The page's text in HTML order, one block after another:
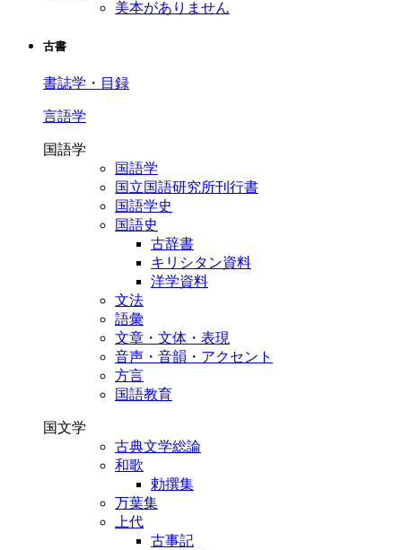
美本がありません
古書
書誌学・目録
言語学
国語学
国語学
国立国語研究所刊行書
国語学史
国語史
古辞書
キリシタン資料
洋学資料
文法
語彙
文章・文体・表現
音声・音韻・アクセント
方言
国語教育
国文学
古典文学総論
和歌
勅撰集
万葉集
上代
古事記